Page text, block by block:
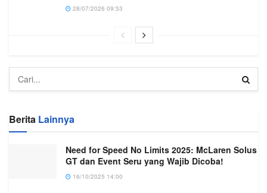
28/07/2026 09:53
Berita Lainnya
Need for Speed No Limits 2025: McLaren Solus
GT dan Event Seru yang Wajib Dicoba!
16/10/2025 14:00